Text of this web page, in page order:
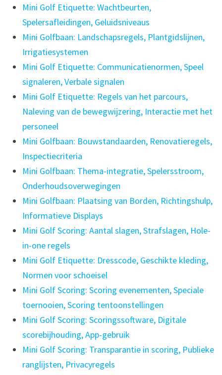
Mini Golf Etiquette: Wachtbeurten,
Spelersafleidingen, Geluidsniveaus
Mini Golfbaan: Landschapsregels, Plantgidslijnen,
Irrigatiesystemen
Mini Golf Etiquette: Communicatienormen, Speel
signaleren, Verbale signalen
Mini Golf Etiquette: Regels van het parcours,
Naleving van de bewegwijzering, Interactie met het
personeel
Mini Golfbaan: Bouwstandaarden, Renovatieregels,
Inspectiecriteria
Mini Golfbaan: Thema-integratie, Spelersstroom,
Onderhoudsoverwegingen
Mini Golfbaan: Plaatsing van Borden, Richtingshulp,
Informatieve Displays
Mini Golf Scoring: Aantal slagen, Strafslagen, Hole-
in-one regels
Mini Golf Etiquette: Dresscode, Geschikte kleding,
Normen voor schoeisel
Mini Golf Scoring: Scoring evenementen, Speciale
toernooien, Scoring tentoonstellingen
Mini Golf Scoring: Scoringssoftware, Digitale
scorebijhouding, App-gebruik
Mini Golf Scoring: Transparantie in scoring, Publieke
ranglijsten, Privacyregels